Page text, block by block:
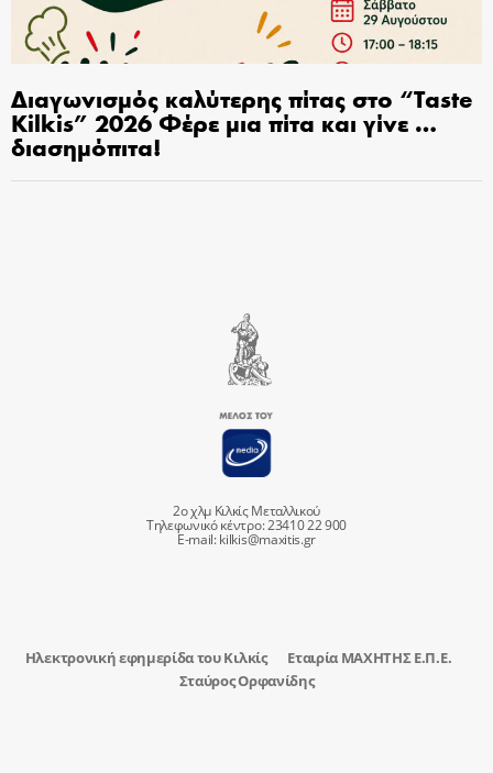
Διαγωνισμός καλύτερης πίτας στο “Taste
Kilkis” 2026 Φέρε μια πίτα και γίνε …
διασημόπιτα!
2ο χλμ Κιλκίς Μεταλλικού
Τηλεφωνικό κέντρο: 23410 22 900
E-mail:kilkis@maxitis.gr
Ηλεκτρονική εφημερίδα του Κιλκίς
Εταιρία ΜΑΧΗΤΗΣ Ε.Π.Ε.
Σταύρος Ορφανίδης